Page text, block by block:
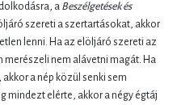
a Beszélgetések és
szereti a szertartásokat, akkor
lenni. Ha az elöljáró szereti az
merészeli nem alávetni magát. Ha
a nép közül senki sem
mindezt elérte, akkor a négy égtáj